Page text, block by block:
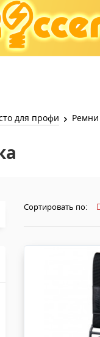
Лампы
для профи Ремни
Сортировать по: